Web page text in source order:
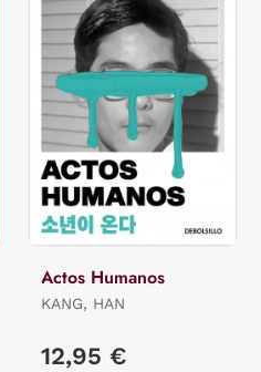
Actos Humanos
KANG, HAN
12,95 €